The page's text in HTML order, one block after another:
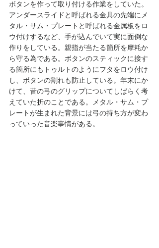
ボタンを作って取り付ける作業をしていた。
アンダースライドと呼ばれる金具の先端にメ
タル・サム・プレートと呼ばれる金属板をロ
ウ付けするなど、手が込んでいて実に面倒な
作りをしている。親指が当たる箇所を摩耗か
ら守る為である。ボタンのスティックに接す
る箇所にもトゥルトのようにフタをロウ付け
し、ボタンの割れも防止している。年末にか
けて、昔の弓のグリップについてしばらく考
えていた折のことである。メタル・サム・プ
レートが生まれた背景には弓の持ち方が変わ
っていった音楽事情がある。